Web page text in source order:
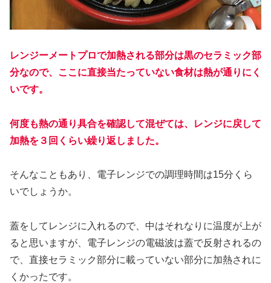
レンジーメートプロで加熱される部分は黒のセラミック部
分なので、ここに直接当たっていない食材は熱が通りにく
いです。
何度も熱の通り具合を確認して混ぜては、レンジに戻して
加熱を３回くらい繰り返しました。
そんなこともあり、電子レンジでの調理時間は15分くら
いでしょうか。
蓋をしてレンジに入れるので、中はそれなりに温度が上が
ると思いますが、電子レンジの電磁波は蓋で反射されるの
で、直接セラミック部分に載っていない部分に加熱されに
くかったです。